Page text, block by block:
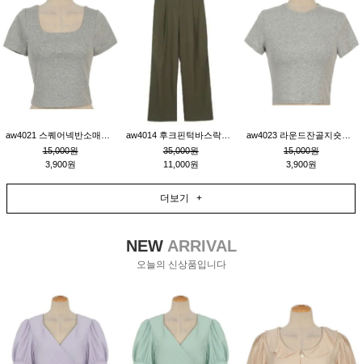
15,000원
3,900원
35,000원
11,000원
15,000원
3,900원
더보기 +
NEWARRIVAL
오늘의 신상품입니다